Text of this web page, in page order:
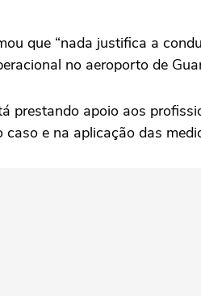
que “nada justifica a
no aeroporto de
prestando apoio aos
e na aplicação das